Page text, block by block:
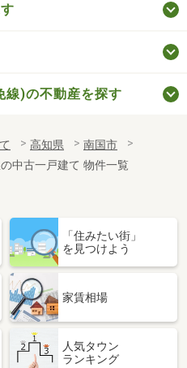
線)の不動産を探す
高知県
南国市
中古一戸建て 物件一覧
「住みたい街」
を見つけよう
家賃相場
人気タウン
ランキング